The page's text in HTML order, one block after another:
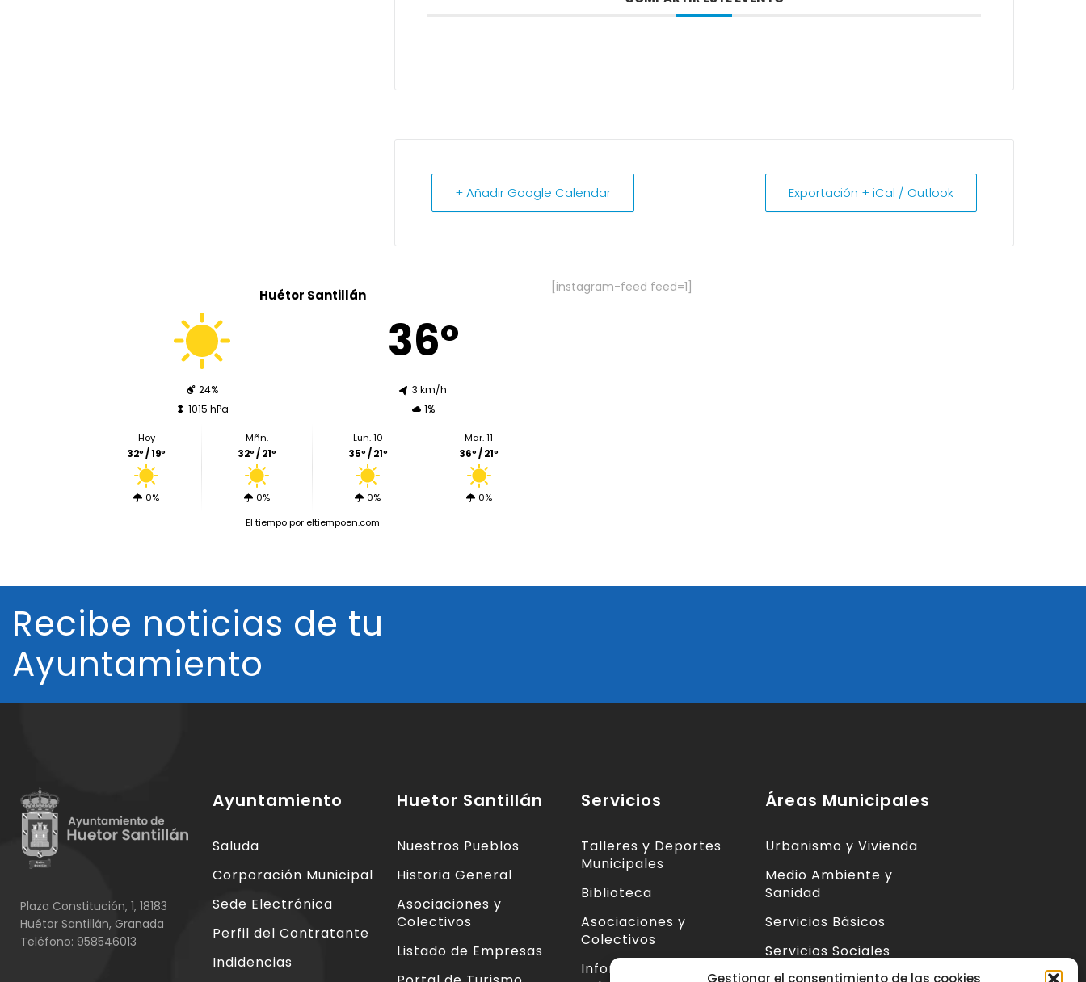
Gestionar el consentimiento de las cookies
+ Añadir Google Calendar Exportación + iCal / Outlook
Huétor Santillán
36º
24%
3 km/h
1015 hPa
1%
Hoy
32º / 19º
0%
Mñn.
32º / 21º
0%
Lun. 10
35º / 21º
0%
Mar. 11
36º / 21º
0%
El tiempopor eltiempoen.com
[instagram-feed feed=1]
Recibe noticias de tu
Ayuntamiento
Plaza Constitución, 1, 18183
Huétor Santillán, Granada
Teléfono: 958546013
Ayuntamiento
Saluda
Corporación Municipal
Sede Electrónica
Perfil del Contratante
Indidencias
Huetor Santillán
Nuestros Pueblos
Historia General
Asociaciones y
Colectivos
Listado de Empresas
Servicios
Talleres y Deportes
Municipales
Biblioteca
Asociaciones y
Colectivos
Información Centro de
Áreas Municipales
Urbanismo y Vivienda
Medio Ambiente y
Sanidad
Servicios Básicos
Servicios Sociales